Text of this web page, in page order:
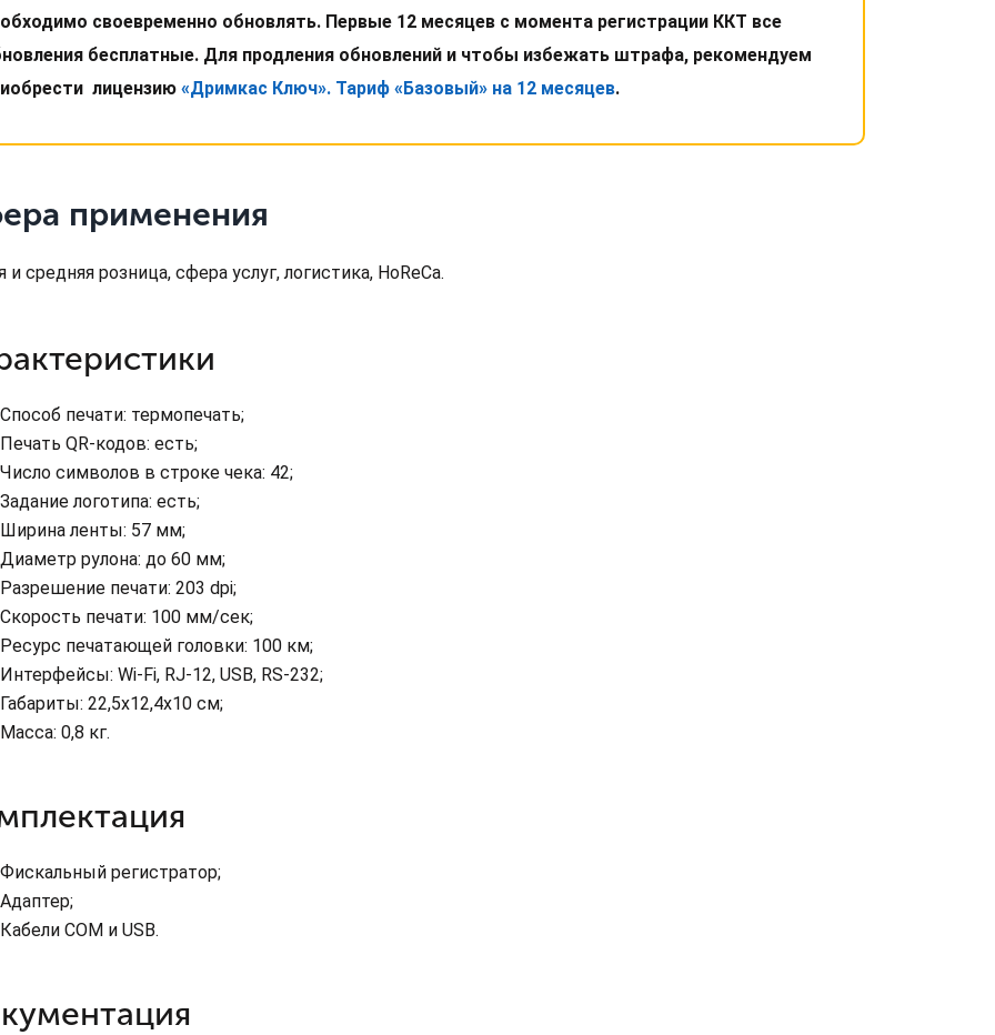
своевременно обновлять. Первые 12 месяцев с момента регистрации ККТ все
бесплатные. Для продления обновлений и чтобы избежать штрафа, рекомендуем
лицензию «Дримкас Ключ». Тариф «Базовый» на 12 месяцев.
применения
и средняя розница, сфера услуг, логистика, HoReCa.
Способ печати: термопечать;
Печать QR-кодов: есть;
Число символов в строке чека: 42;
Задание логотипа: есть;
Ширина ленты: 57 мм;
Диаметр рулона: до 60 мм;
Разрешение печати: 203 dpi;
Скорость печати: 100 мм/сек;
Ресурс печатающей головки: 100 км;
Интерфейсы: Wi-Fi, RJ-12, USB, RS-232;
Габариты: 22,5x12,4x10 см;
Масса: 0,8 кг.
Фискальный регистратор;
Адаптер;
Кабели COM и USB.